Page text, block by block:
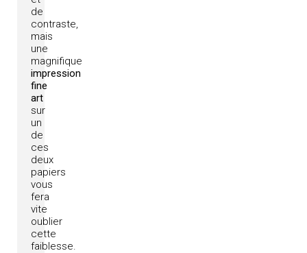
de
contraste,
mais
une
magnifique
impression
fine
art
sur
un
de
ces
deux
papiers
vous
fera
vite
oublier
cette
faiblesse.